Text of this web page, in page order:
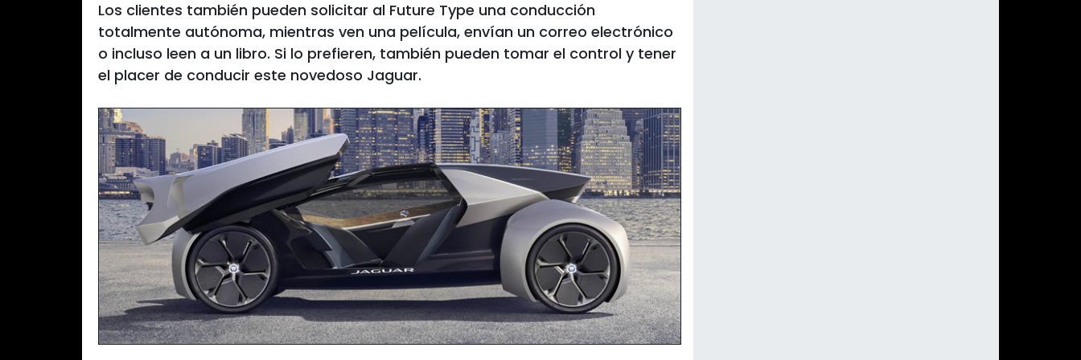
Los clientes también pueden solicitar al Future Type una conducción
totalmente autónoma, mientras ven una película, envían un correo electrónico
o incluso leen a un libro. Si lo prefieren, también pueden tomar el control y tener
el placer de conducir este novedoso Jaguar.